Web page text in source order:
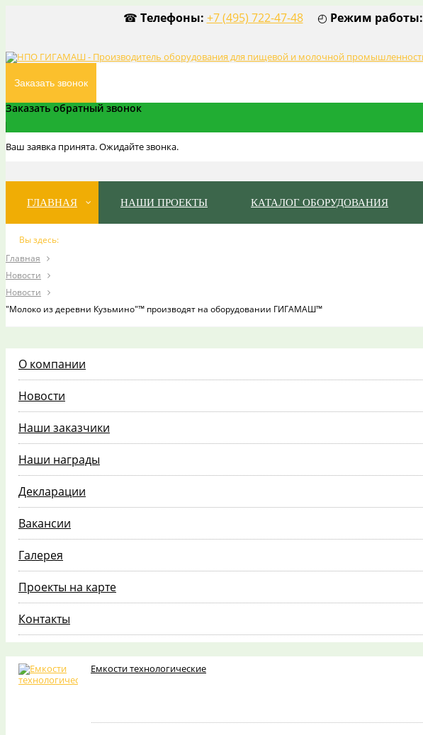
☎ Телефоны: +7 (495) 722-47-48◴ Режим работы:
Заказать звонок
Заказать обратный звонок
Ваш заявка принята. Ожидайте звонка.
ГЛАВНАЯ НАШИ ПРОЕКТЫ КАТАЛОГ ОБОРУДОВАНИЯ
Вы здесь:
Главная
Новости
Новости
"Молоко из деревни Кузьмино"™ производят на оборудовании ГИГАМАШ™
О компании
Новости
Наши заказчики
Наши награды
Декларации
Вакансии
Галерея
Проекты на карте
Контакты
Емкости технологические